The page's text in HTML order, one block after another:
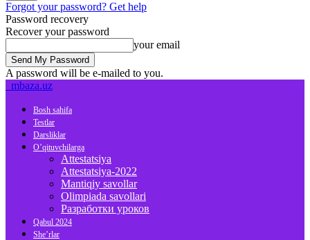
Forgot your password? Get help
Password recovery
Recover your password
your email
A password will be e-mailed to you.
mbaza.uz
Bosh sahifa
Testlar
Darsliklar
O’qituvchilarga
Attestatsiya
Attestatsiya-2022
Mantiqiy savollar
Olimpiada savollari
Разработки уроков
Qabul 2024
She’rlar